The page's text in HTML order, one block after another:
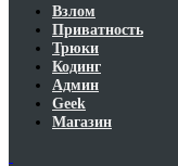
Взлом
Приватность
Трюки
Кодинг
Админ
Geek
Магазин